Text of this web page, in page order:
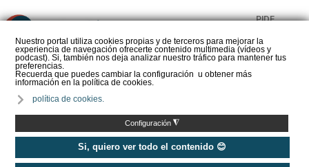
Nuestro portal utiliza cookies propias y de terceros para mejorar la
experiencia de navegación ofrecerte contenido multimedia (vídeos y
podcast). Si, también nos deja analizar nuestro tráfico para mantener tus
preferencias.
Recuerda que puedes cambiar la configuración u obtener más
información en la política de cookies.
política de cookies.
Configuración ◮
Si, quiero ver todo el contenido 😊
PIDE
CALORYFRIO
Inicio
IGC Soluciones Energeticas - Instalación, mantenimiento y reparación